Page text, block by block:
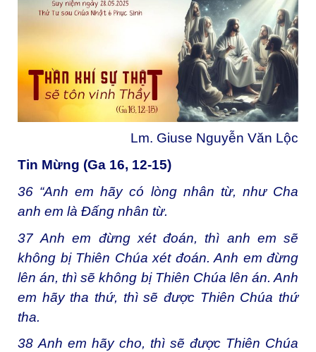
Lm. Giuse Nguyễn Văn Lộc
Tin Mừng (Ga 16, 12-15)
36 “Anh em hãy có lòng nhân từ, như Cha
anh em là Đấng nhân từ.
37 Anh em đừng xét đoán, thì anh em sẽ
không bị Thiên Chúa xét đoán. Anh em đừng
lên án, thì sẽ không bị Thiên Chúa lên án. Anh
em hãy tha thứ, thì sẽ được Thiên Chúa thứ
tha.
38 Anh em hãy cho, thì sẽ được Thiên Chúa